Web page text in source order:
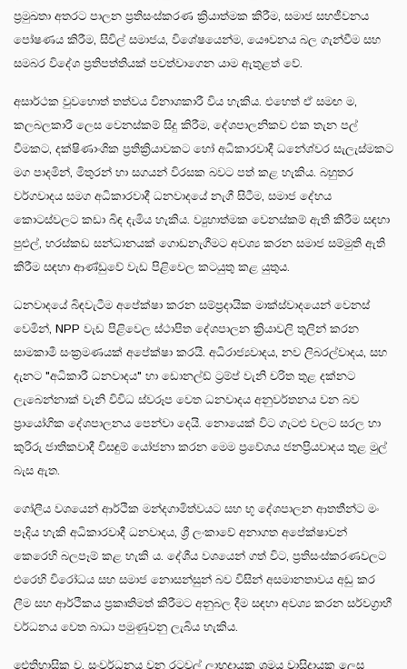
ප්‍රමුඛතා අතරට පාලන ප්‍රතිසංස්කරණ ක්‍රියාත්මක කිරීම, සමාජ සහජීවනය
පෝෂණය කිරීම, සිවිල් සමාජය, විශේෂයෙන්ම, යෞවනය බල ගැන්වීම සහ
සමබර විදේශ ප්‍රතිපත්තියක් පවත්වාගෙන යාම ඇතුළත් වේ.
අසාර්ථක වුවහොත් තත්වය විනාශකාරී විය හැකිය. එහෙත් ඒ සමඟ ම,
කලබලකාරී ලෙස වෙනස්කම් සිදු කිරීම, දේශපාලනිකව එක තැන පල්
වීමකට, දක්ෂිණාංශික ප්‍රතික්‍රියාවකට හෝ අධිකාරවාදී ධනේශ්වර සැලැස්මකට
මග පාදමින්, මිතුරන් හා සගයන් විරසක බවට පත් කළ හැකිය. බහුතර
වර්ගවාදය සමග අධිකාරවාදී ධනවාදයේ නැගී සිටීම, සමාජ දේහය
කොටස්වලට කඩා බිඳ දැමිය හැකිය. ව්‍යුහාත්මක වෙනස්කම් ඇති කිරීම සඳහා
පුළුල්, හරස්කඩ සන්ධානයක් ගොඩනැගීමට අවශ්‍ය කරන සමාජ සම්මුති ඇති
කිරීම සඳහා ආණ්ඩුවේ වැඩ පිළිවෙල කටයුතු කළ යුතුය.
ධනවාදයේ බිඳවැටීම අපේක්ෂා කරන සම්ප්‍රදායික මාක්ස්වාදයෙන් වෙනස්
වෙමින්, NPP වැඩ පිළිවෙල ස්ථාපිත දේශපාලන ක්‍රියාවලි තුලින් කරන
සාමකාමී සංක්‍රමණයක් අපේක්ෂා කරයි. අධිරාජ්‍යවාදය, නව ලිබරල්වාදය, සහ
දැනට "අධිකාරී ධනවාදය" හා ඩොනල්ඩ් ට්‍රම්ප් වැනි චරිත තුළ දක්නට
ලැබෙන්නාක් වැනි විවිධ ස්වරූප වෙත ධනවාදය අනුවර්තනය වන බව
ප්‍රායෝගික දේශපාලනය පෙන්වා දෙයි. නොයෙක් විට ගැටළු වලට සරල හා
කුරිරු ජාතිකවාදී විසඳුම් යෝජනා කරන මෙම ප්‍රවේශය ජනප්‍රියවාදය තුළ මුල්
බැස ඇත.
ගෝලීය වශයෙන් ආර්ථික මන්දගාමිත්වයට සහ භූ දේශපාලන ආතතීන්ට මං
පෑදිය හැකි අධිකාරවාදී ධනවාදය, ශ්‍රී ලංකාවේ අනාගත අපේක්ෂාවන්
කෙරෙහි බලපෑම් කළ හැකි ය. දේශීය වශයෙන් ගත් විට, ප්‍රතිසංස්කරණවලට
එරෙහි විරෝධය සහ සමාජ නොසන්සුන් බව විසින් අසමානතාවය අඩු කර
ලීම සහ ආර්ථිකය ප්‍රකෘතිමත් කිරීමට අනුබල දීම සඳහා අවශ්‍ය කරන සර්වග්‍රාහී
වර්ධනය වෙත බාධා පමුණුවනු ලැබිය හැකිය.
ඓතිහාසික ව, සංවර්ධනය වන රටවල් ලාභදායක ශ්‍රමය වාසිදායක ලෙස